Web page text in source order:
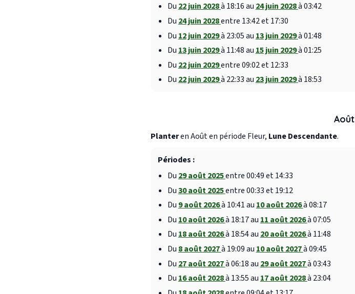
Du 22 juin 2028à 18:16 au 24 juin 2028à 03:42
Du 24 juin 2028entre 13:42 et 17:30
Du 12 juin 2029à 23:05 au 13 juin 2029à 01:48
Du 13 juin 2029à 11:48 au 15 juin 2029à 01:25
Du 22 juin 2029entre 09:02 et 12:33
Du 22 juin 2029à 22:33 au 23 juin 2029à 18:53
Août
Planteren Août en période Fleur, Lune Descendante.
Périodes :
Du 29 août 2025entre 00:49 et 14:33
Du30 août 2025entre 00:33 et 19:12
Du 9 août 2026à 10:41 au 10 août 2026à 08:17
Du 10 août 2026à 18:17 au 11 août 2026à 07:05
Du18 août 2026à 18:54 au20 août 2026à 11:48
Du 8 août 2027à 19:09 au 10 août 2027à 09:45
Du 27 août 2027à 06:18 au 29 août 2027à 03:43
Du 16 août 2028à 13:55 au 17 août 2028à 23:04